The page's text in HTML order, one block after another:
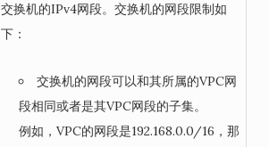
交换机的IPv4网段。交换机的网段限制如
下：
交换机的网段可以和其所属的VPC网
段相同或者是其VPC网段的子集。
例如，VPC的网段是192.168.0.0/16，那